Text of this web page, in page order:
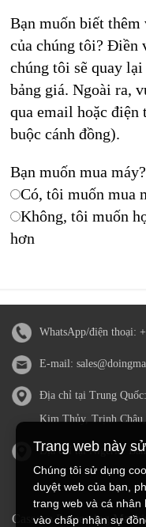
Bạn muốn biết thêm
của chúng tôi? Điền
chúng tôi sẽ quay lại
bảng giá. Ngoài ra,
qua email hoặc
buộc cánh đồng).
Bạn muốn mua máy?
Có, tôi muốn mua
Không, tôi muốn
hơn
WhatsApp/điện thoại:
E-mail:
Địa chỉ tại Trung
Kim Thủy, Trịnh
Địa chỉ tại Nigeria:
Cassava Processing
Trang web này
Chúng tôi sử dụng
duyệt web của bạn,
trang web và cá nhân
vào chấp nhận sự